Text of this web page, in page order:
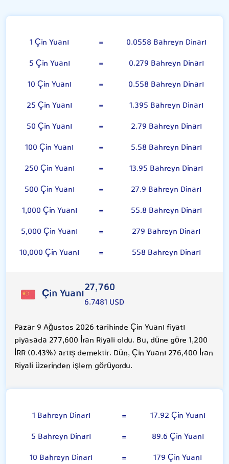
1 Çin Yuanı =
0.0558 Bahreyn Dinarı
5 Çin Yuanı
=
0.279 Bahreyn Dinarı
10 Çin Yuanı
=
0.558 Bahreyn Dinarı
25 Çin Yuanı
=
1.395 Bahreyn Dinarı
50 Çin Yuanı
=
2.79 Bahreyn Dinarı
100 Çin Yuanı
=
5.58 Bahreyn Dinarı
250 Çin Yuanı
=
13.95 Bahreyn Dinarı
500 Çin Yuanı
=
27.9 Bahreyn Dinarı
1,000 Çin Yuanı
=
55.8 Bahreyn Dinarı
5,000 Çin Yuanı
=
279 Bahreyn Dinarı
10,000 Çin Yuanı
= 558 Bahreyn Dinarı
Çin Yuanı27,760
6.7481 USD
Pazar 9 Ağustos 2026 tarihinde Çin Yuanı fiyatı
piyasada 277,600 İran Riyali oldu. Bu, düne göre 1,200
İRR (0.43%) artış demektir. Dün, Çin Yuanı 276,400 İran
Riyali üzerinden işlem görüyordu.
1 Bahreyn Dinarı =
17.92 Çin Yuanı
5 Bahreyn Dinarı
=
89.6 Çin Yuanı
10 Bahreyn Dinarı
= 179 Çin Yuanı